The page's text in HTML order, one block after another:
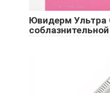
Ювидерм Ультра